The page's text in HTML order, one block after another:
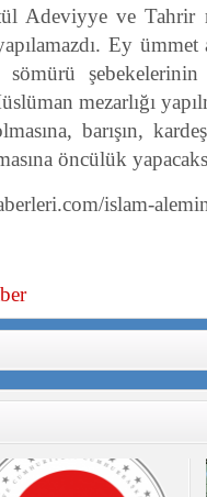
Adeviyye ve Tahrir
Ey
sömürü şebekelerinin
mezarlığı
barışın,
öncülük
islam-